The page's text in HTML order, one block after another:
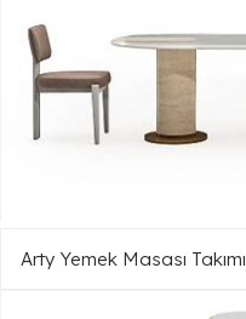
Arty Yemek Masası Takımı